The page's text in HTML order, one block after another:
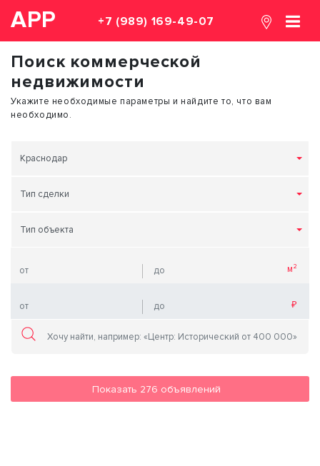
АРР +7 (989) 169-49-07
Поиск коммерческой
недвижимости
Укажите необходимые параметры и найдите то, что вам
необходимо.
Краснодар
Тип сделки
Тип объекта
Показать 276 объявлений